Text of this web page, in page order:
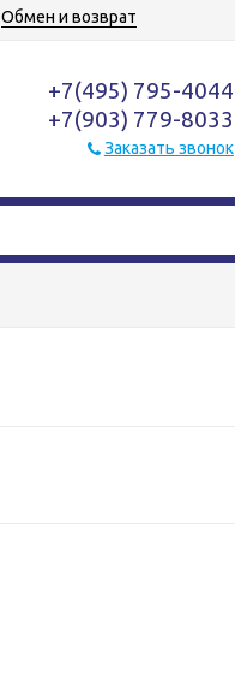
Обмен и возврат
+7(495) 795-4044
+7(903) 779-8033
Заказать звонок